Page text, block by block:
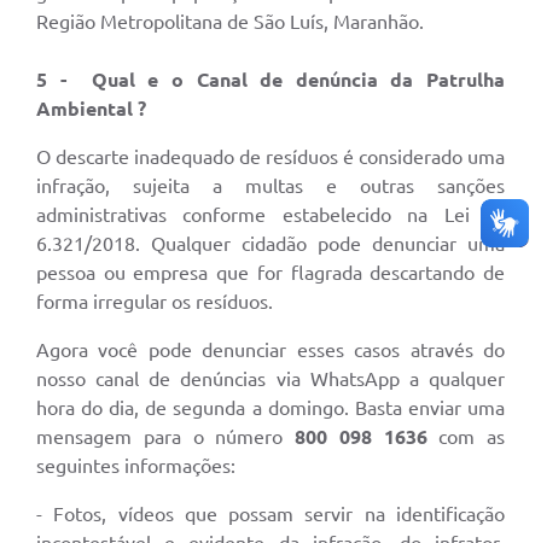
Região Metropolitana de São Luís, Maranhão.
5 - Qual e o Canal de denúncia da Patrulha
Ambiental ?
O descarte inadequado de resíduos é considerado uma
infração, sujeita a multas e outras sanções
administrativas conforme estabelecido na Lei nº
6.321/2018. Qualquer cidadão pode denunciar uma
pessoa ou empresa que for flagrada descartando de
forma irregular os resíduos.
Agora você pode denunciar esses casos através do
nosso canal de denúncias via WhatsApp a qualquer
hora do dia, de segunda a domingo. Basta enviar uma
mensagem para o número 800 098 1636com as
seguintes informações:
- Fotos, vídeos que possam servir na identificação